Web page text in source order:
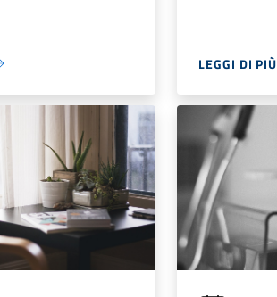
LEGGI DI PIÙ